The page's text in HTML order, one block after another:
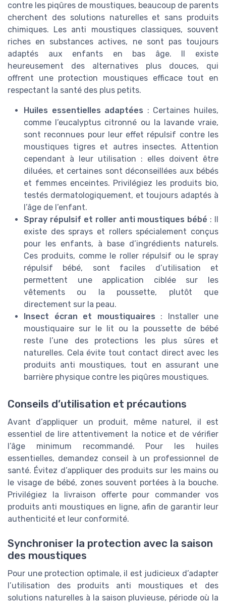
contre les piqûres de moustiques, beaucoup de parents
cherchent des solutions naturelles et sans produits
chimiques. Les anti moustiques classiques, souvent
riches en substances actives, ne sont pas toujours
adaptés aux enfants en bas âge. Il existe
heureusement des alternatives plus douces, qui
offrent une protection moustiques efficace tout en
respectant la santé des plus petits.
Huiles essentielles adaptées : Certaines huiles,
comme l’eucalyptus citronné ou la lavande vraie,
sont reconnues pour leur effet répulsif contre les
moustiques tigres et autres insectes. Attention
cependant à leur utilisation : elles doivent être
diluées, et certaines sont déconseillées aux bébés
et femmes enceintes. Privilégiez les produits bio,
testés dermatologiquement, et toujours adaptés à
l’âge de l’enfant.
Spray répulsif et roller anti moustiques bébé : Il
existe des sprays et rollers spécialement conçus
pour les enfants, à base d’ingrédients naturels.
Ces produits, comme le roller répulsif ou le spray
répulsif bébé, sont faciles d’utilisation et
permettent une application ciblée sur les
vêtements ou la poussette, plutôt que
directement sur la peau.
Insect écran et moustiquaires : Installer une
moustiquaire sur le lit ou la poussette de bébé
reste l’une des protections les plus sûres et
naturelles. Cela évite tout contact direct avec les
produits anti moustiques, tout en assurant une
barrière physique contre les piqûres moustiques.
Conseils d’utilisation et précautions
Avant d’appliquer un produit, même naturel, il est
essentiel de lire attentivement la notice et de vérifier
l’âge minimum recommandé. Pour les huiles
essentielles, demandez conseil à un professionnel de
santé. Évitez d’appliquer des produits sur les mains ou
le visage de bébé, zones souvent portées à la bouche.
Privilégiez la livraison offerte pour commander vos
produits anti moustiques en ligne, afin de garantir leur
authenticité et leur conformité.
Synchroniser la protection avec la saison
des moustiques
Pour une protection optimale, il est judicieux d’adapter
l’utilisation des produits anti moustiques et des
solutions naturelles à la saison pluvieuse, période où la